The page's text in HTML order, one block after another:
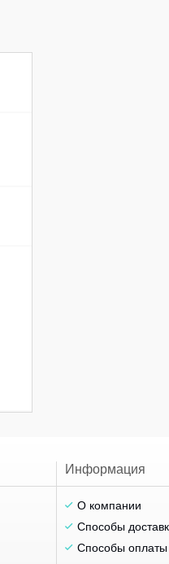
Информация
О компании
Способы
Способы оплаты